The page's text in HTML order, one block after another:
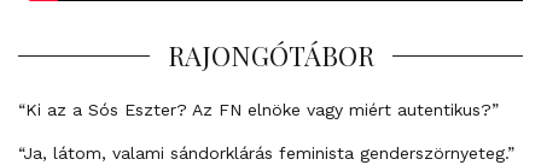
RAJONGÓTÁBOR
“Ki az a Sós Eszter? Az FN elnöke vagy miért autentikus?”
“Ja, látom, valami sándorklárás feminista genderszörnyeteg.”